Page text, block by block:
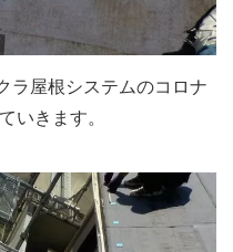
ラ屋根システムのコロナ
いきます。